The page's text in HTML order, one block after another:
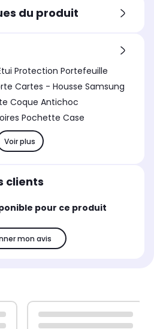
du produit
Protection Portefeuille
Cartes - Housse Samsung
Antichoc
Accessoires Pochette Case
Voir plus
clients
pour ce produit
mon avis